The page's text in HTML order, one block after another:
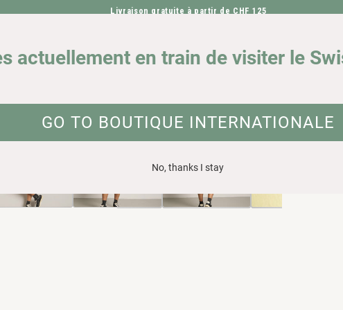
ALLER DIRECTEMENT AU CONTENU
Livraison gratuite à partir de CHF 125
SUR LE PRODUIT
actuellement en train de visiter le
GO TO BOUTIQUE INTERNATIONALE
No, thanks I stay